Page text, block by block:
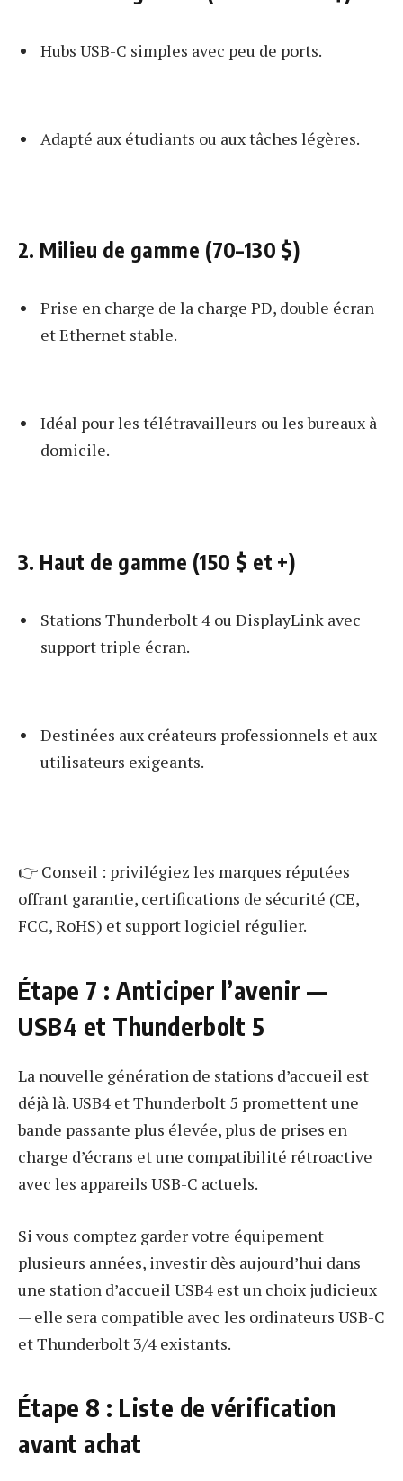
Hubs USB-C simples avec peu de ports.
Adapté aux étudiants ou aux tâches légères.
2. Milieu de gamme (70–130 $)
Prise en charge de la charge PD, double écran
et Ethernet stable.
Idéal pour les télétravailleurs ou les bureaux à
domicile.
3. Haut de gamme (150 $ et +)
Stations Thunderbolt 4 ou DisplayLink avec
support triple écran.
Destinées aux créateurs professionnels et aux
utilisateurs exigeants.
👉 Conseil : privilégiez les marques réputées
offrant garantie, certifications de sécurité (CE,
FCC, RoHS) et support logiciel régulier.
Étape 7 : Anticiper l’avenir —
USB4 et Thunderbolt 5
La nouvelle génération de stations d’accueil est
déjà là. USB4 et Thunderbolt 5 promettent une
bande passante plus élevée, plus de prises en
charge d’écrans et une compatibilité rétroactive
avec les appareils USB-C actuels.
Si vous comptez garder votre équipement
plusieurs années, investir dès aujourd’hui dans
une station d’accueil USB4 est un choix judicieux
— elle sera compatible avec les ordinateurs USB-C
et Thunderbolt 3/4 existants.
Étape 8 : Liste de vérification
avant achat